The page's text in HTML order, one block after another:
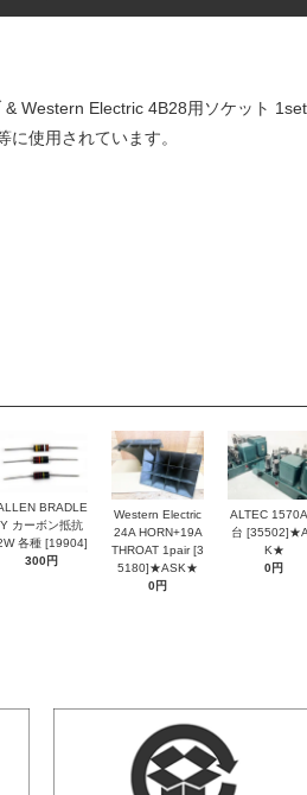
Western Electric 4B28用ソケット 1set
使用されています。
BRADLE
Y カーボン抵抗
各種 [19904]
300円
Western Electric
24A HORN+19A
THROAT 1pair [3
5180]★ASK★
0円
ALTEC
台
K★
0円